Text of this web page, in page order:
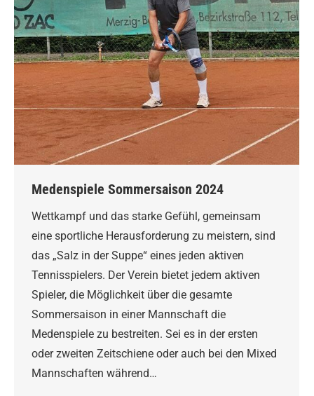
Medenspiele Sommersaison 2024
Wettkampf und das starke Gefühl, gemeinsam
eine sportliche Herausforderung zu meistern, sind
das „Salz in der Suppe“ eines jeden aktiven
Tennisspielers. Der Verein bietet jedem aktiven
Spieler, die Möglichkeit über die gesamte
Sommersaison in einer Mannschaft die
Medenspiele zu bestreiten. Sei es in der ersten
oder zweiten Zeitschiene oder auch bei den Mixed
Mannschaften während…